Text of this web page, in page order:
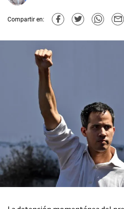
Compartir en: